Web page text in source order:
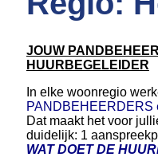
JOUW
HUURBEGELEIDER
In elke woonregio
Dat maakt het voor
duidelijk: 1
WAT DOET DE